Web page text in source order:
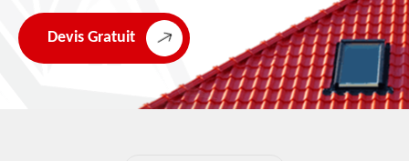
Devis Gratuit